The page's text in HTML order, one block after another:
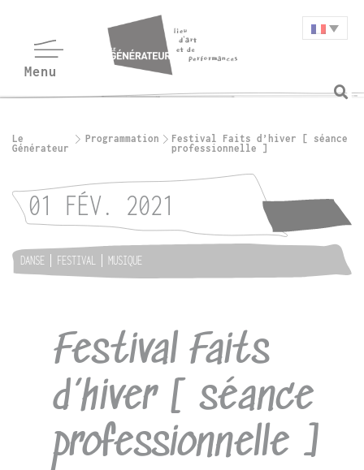
Le
Générateur
Programmation
Festival Faits d’hiver [ séance
professionnelle ]
01 FÉV. 2021
DANSE FESTIVAL MUSIQUE
Festival Faits
d’hiver [ séance
professionnelle ]